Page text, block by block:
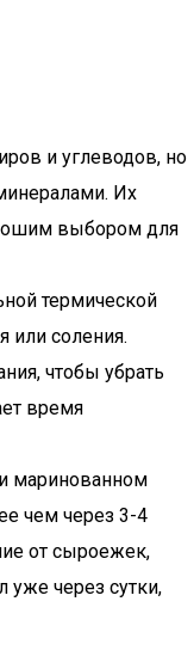
и углеводов, но
Их
выбором для
термической
или соления.
чтобы убрать
время
маринованном
чем через 3-4
от сыроежек,
уже через сутки,